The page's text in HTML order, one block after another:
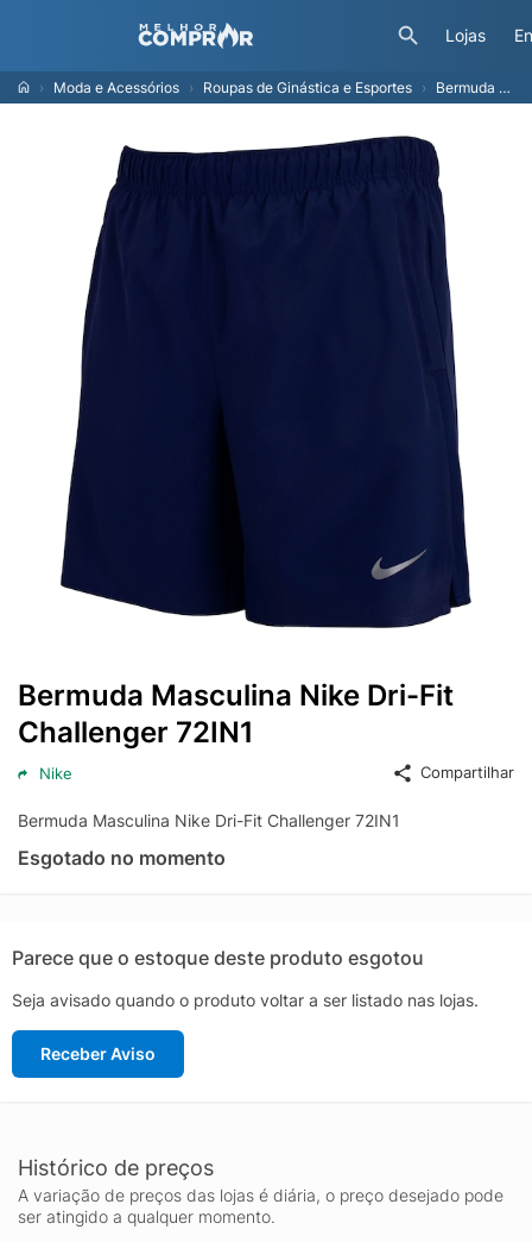
Lojas
Moda e Acessórios Roupas de Ginástica e Esportes Bermuda Masculina Nike Dri-Fit Challenger 72IN1
Bermuda Masculina Nike Dri-Fit
Challenger 72IN1
Nike Compartilhar
Bermuda Masculina Nike Dri-Fit Challenger 72IN1
Esgotado no momento
Parece que o estoque deste produto esgotou
Seja avisado quando o produto voltar a ser listado nas lojas.
Receber Aviso
Histórico de preços
A variação de preços das lojas é diária, o preço desejado pode
ser atingido a qualquer momento.